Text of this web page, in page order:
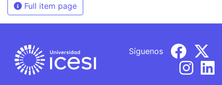
Full item page
Síguenos